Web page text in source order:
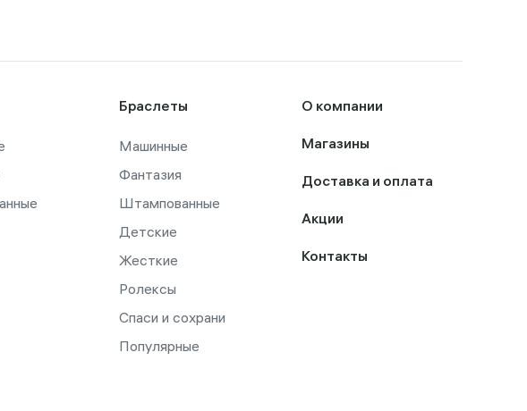
Браслеты
Машинные
Фантазия
Штампованные
Детские
Жесткие
Ролексы
Спаси и сохрани
Популярные
О компании
Магазины
Доставка и оплата
Акции
Контакты